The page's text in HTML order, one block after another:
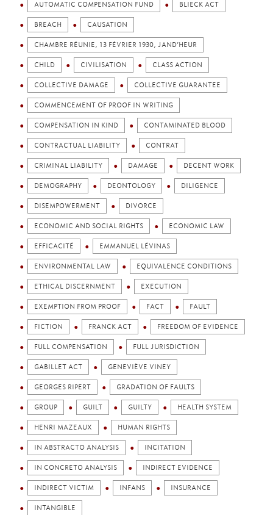
AUTOMATIC COMPENSATION FUND BLIECK ACT
BREACH CAUSATION
CHAMBRE RÉUNIE, 13 FÉVRIER 1930, JAND’HEUR
CHILD CIVILISATION CLASS ACTION
COLLECTIVE DAMAGE COLLECTIVE GUARANTEE
COMMENCEMENT OF PROOF IN WRITING
COMPENSATION IN KIND CONTAMINATED BLOOD
CONTRACTUAL LIABILITY CONTRAT
CRIMINAL LIABILITY DAMAGE DECENT WORK
DEMOGRAPHY DEONTOLOGY DILIGENCE
DISEMPOWERMENT DIVORCE
ECONOMIC AND SOCIAL RIGHTS ECONOMIC LAW
EFFICACITÉ EMMANUEL LÉVINAS
ENVIRONMENTAL LAW EQUIVALENCE CONDITIONS
ETHICAL DISCERNMENT EXECUTION
EXEMPTION FROM PROOF FACT FAULT
FICTION FRANCK ACT FREEDOM OF EVIDENCE
FULL COMPENSATION FULL JURISDICTION
GABILLET ACT GENEVIÈVE VINEY
GEORGES RIPERT GRADATION OF FAULTS
GROUP GUILT GUILTY HEALTH SYSTEM
HENRI MAZEAUX HUMAN RIGHTS
IN ABSTRACTO ANALYSIS INCITATION
IN CONCRETO ANALYSIS INDIRECT EVIDENCE
INDIRECT VICTIM INFANS INSURANCE
INTANGIBLE